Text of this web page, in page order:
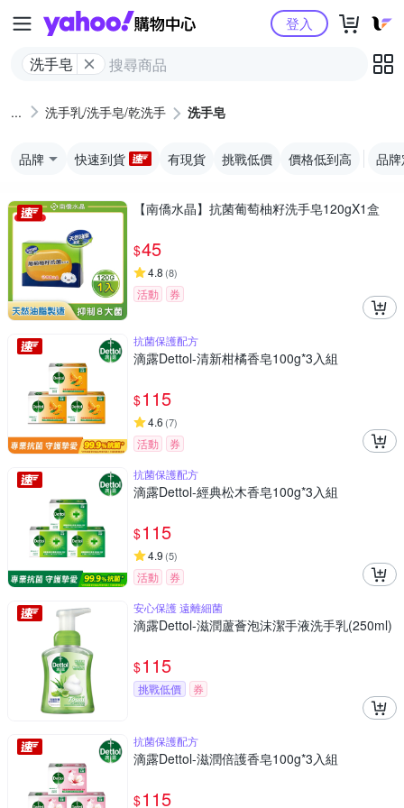
Yahoo購物中心
洗手皂
登入
洗手乳/洗手皂/乾洗手 洗手皂
品牌 快速到貨 有現貨 挑戰低價 價格低到高 品
【南僑水晶】抗菌葡萄柚籽洗手皂120gX1盒
$45
4.8 (8)
活動 券
抗菌保護配方
滴露Dettol-清新柑橘香皂100g*3入組
$115
4.6 (7)
活動
券
抗菌保護配方
滴露Dettol-經典松木香皂100g*3入組
$115
4.9 (5)
活動
券
安心保護 遠離細菌
滴露Dettol-滋潤蘆薈泡沫潔手液洗手乳(250ml)
$115
挑戰低價 券
抗菌保護配方
滴露Dettol-滋潤倍護香皂100g*3入組
$115